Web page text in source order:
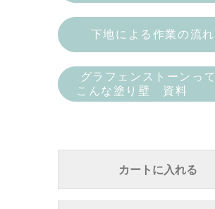
下地による作業の流れ
グラフェンストーンって
こんな塗り壁 資料
カートに入れる